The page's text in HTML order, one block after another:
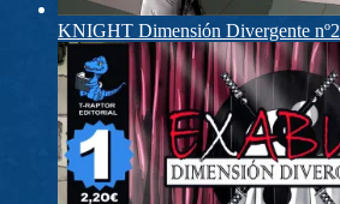
KNIGHT Dimensión Divergente nº2